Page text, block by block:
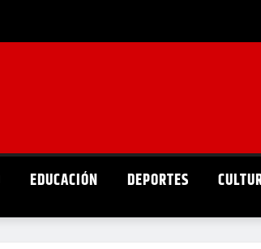
EDUCACIÓN DEPORTES